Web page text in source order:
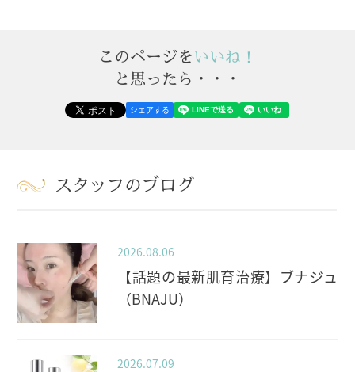
このページをいいね！
と思ったら・・・
シェアする
スタッフのブログ
2026.08.06
【話題の最新肌育治療】ブナジュ
（BNAJU）
2026.07.09